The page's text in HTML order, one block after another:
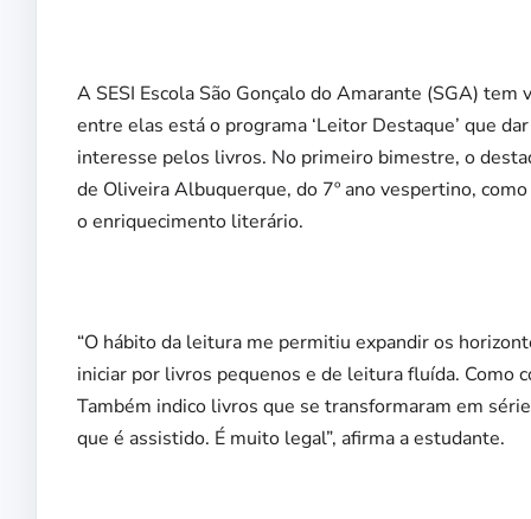
A SESI Escola São Gonçalo do Amarante (SGA)
entre elas está o programa ‘Leitor Destaque’ que
interesse pelos livros. No primeiro bimestre, o
de Oliveira Albuquerque, do 7º ano vespertino,
o enriquecimento literário.
“O hábito da leitura me permitiu expandir os
iniciar por livros pequenos e de leitura fluída. Como
Também indico livros que se transformaram em
que é assistido. É muito legal”, afirma a estudante.